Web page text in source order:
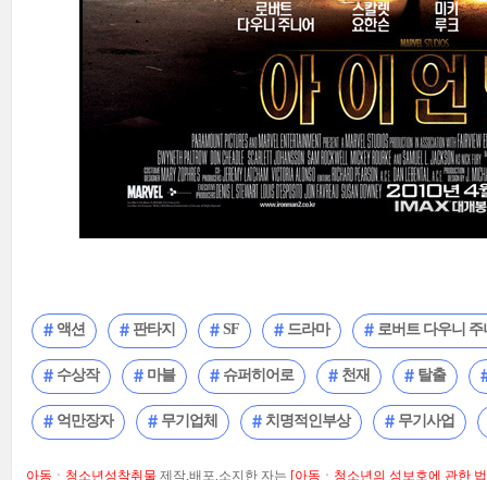
액션 판타지 SF 드라마 로버트 다우니 주
수상작 마블 슈퍼히어로 천재 탈출
억만장자 무기업체 치명적인부상 무기사업
아동ㆍ청소년성착취물 제작,배포,소지한 자는 [아동ㆍ청소년의 성보호에 관한